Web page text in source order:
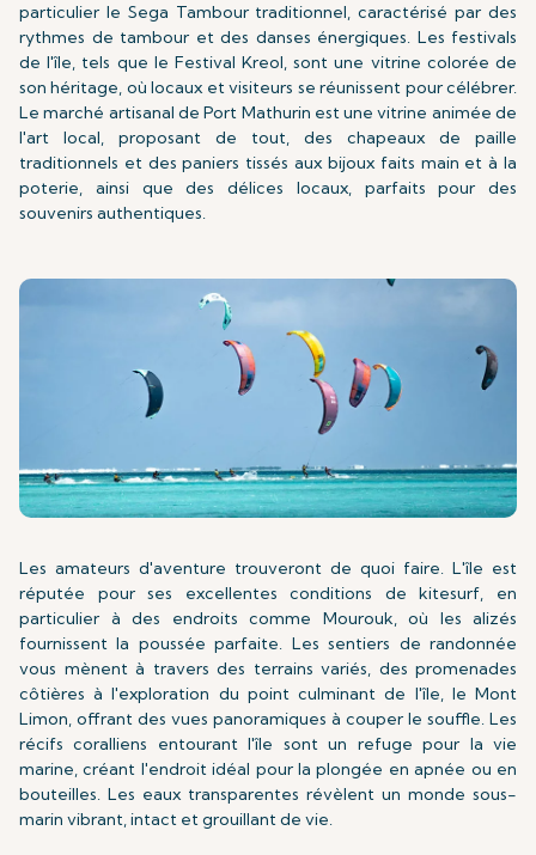
particulier le Sega Tambour traditionnel, caractérisé par des
rythmes de tambour et des danses énergiques. Les festivals
de l'île, tels que le Festival Kreol, sont une vitrine colorée de
son héritage, où locaux et visiteurs se réunissent pour célébrer.
Le marché artisanal de Port Mathurin est une vitrine animée de
l'art local, proposant de tout, des chapeaux de paille
traditionnels et des paniers tissés aux bijoux faits main et à la
poterie, ainsi que des délices locaux, parfaits pour des
souvenirs authentiques.
Les amateurs d'aventure trouveront de quoi faire. L'île est
réputée pour ses excellentes conditions de kitesurf, en
particulier à des endroits comme Mourouk, où les alizés
fournissent la poussée parfaite. Les sentiers de randonnée
vous mènent à travers des terrains variés, des promenades
côtières à l'exploration du point culminant de l'île, le Mont
Limon, offrant des vues panoramiques à couper le souffle. Les
récifs coralliens entourant l'île sont un refuge pour la vie
marine, créant l'endroit idéal pour la plongée en apnée ou en
bouteilles. Les eaux transparentes révèlent un monde sous-
marin vibrant, intact et grouillant de vie.